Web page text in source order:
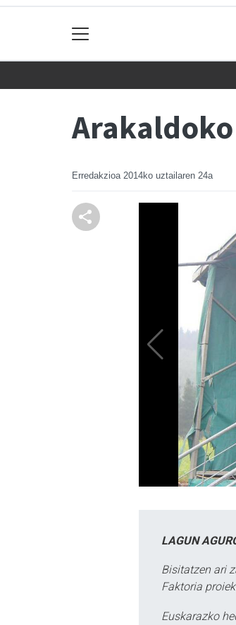
Erredakzioa 2014ko uztailaren 24a
LAGUN
Bisitatzen ari
Faktoria
Euskarazko